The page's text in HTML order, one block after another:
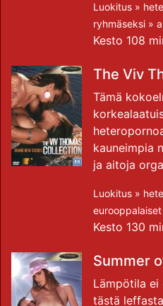
Luokitus »
ryhmäseksi »
Kesto 108
The Viv
Tämä
kauneimpia
ja aitoja
Luokitus »
eurooppalaiset
Kesto 130
Summer
Lämpötila ei
tästä